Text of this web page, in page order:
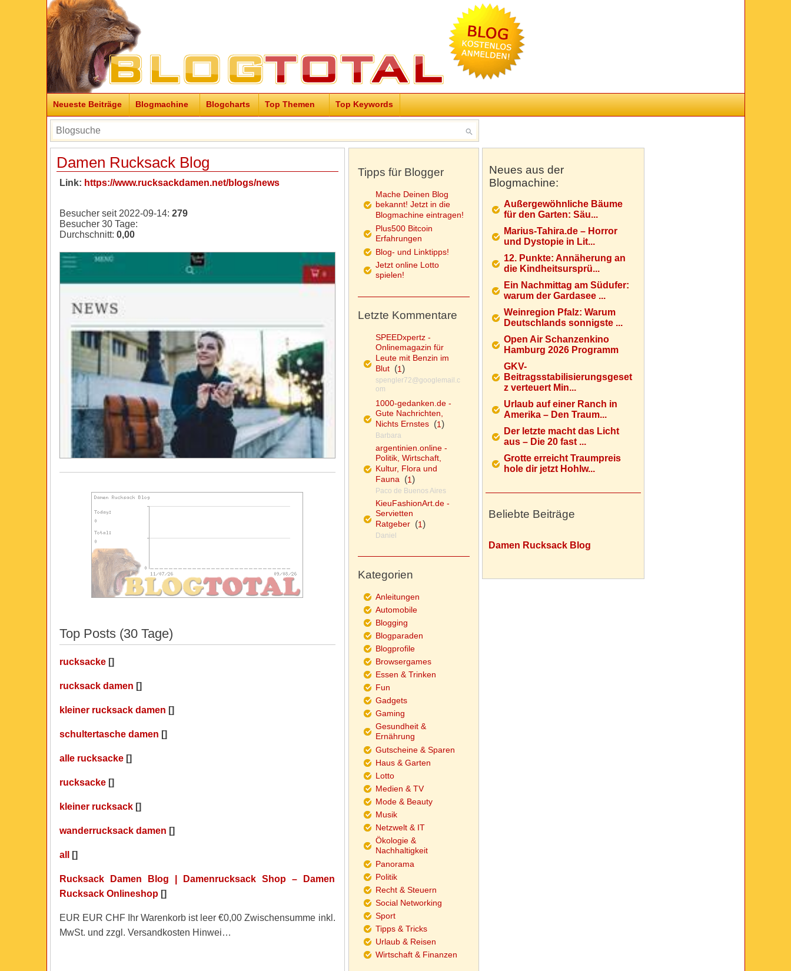
Neueste Beiträge Blogmachine Blogcharts Top Themen Top Keywords
Damen Rucksack Blog
Link: https://www.rucksackdamen.net/blogs/news
Besucher seit 2022-09-14: 279
Besucher 30 Tage:
Durchschnitt: 0,00
Top Posts (30 Tage)
rucksacke[]
rucksack damen []
kleiner rucksack damen []
schultertasche damen []
alle rucksacke[]
rucksacke[]
kleiner rucksack[]
wanderrucksack damen []
all []
Rucksack Damen Blog | Damenrucksack Shop – Damen
Rucksack Onlineshop[]
EUR EUR CHF Ihr Warenkorb ist leer €0,00 Zwischensumme inkl.
MwSt. und zzgl. Versandkosten Hinwei…
Neues aus der
Blogmachine:
Außergewöhnliche Bäume
für den Garten: Säu...
Marius-Tahira.de – Horror
und Dystopie in Lit...
12. Punkte: Annäherung an
die Kindheitsursprü...
Ein Nachmittag am Südufer:
warum der Gardasee ...
Weinregion Pfalz: Warum
Deutschlands sonnigste ...
Open Air Schanzenkino
Hamburg 2026 Programm
GKV-
Beitragsstabilisierungsgeset
z verteuert Min...
Urlaub auf einer Ranch in
Amerika – Den Traum...
Der letzte macht das Licht
aus – Die 20 fast ...
Grotte erreicht Traumpreis
hole dir jetzt Hohlw...
Beliebte Beiträge
Damen Rucksack Blog
Tipps für Blogger
Mache Deinen Blog
bekannt! Jetzt in die
Blogmachine eintragen!
Plus500 Bitcoin
Erfahrungen
Blog- und Linktipps!
Jetzt online Lotto
spielen!
Letzte Kommentare
SPEEDxpertz -
Onlinemagazin für
Leute mit Benzin im
Blut(1)
spengler72@googlemail.c
om
1000-gedanken.de -
Gute Nachrichten,
Nichts Ernstes(1)
Barbara
argentinien.online -
Politik, Wirtschaft,
Kultur, Flora und
Fauna(1)
Paco de Buenos Aires
KieuFashionArt.de -
Servietten
Ratgeber(1)
Daniel
Kategorien
Anleitungen
Automobile
Blogging
Blogparaden
Blogprofile
Browsergames
Essen & Trinken
Fun
Gadgets
Gaming
Gesundheit &
Ernährung
Gutscheine & Sparen
Haus & Garten
Lotto
Medien & TV
Mode & Beauty
Musik
Netzwelt & IT
Ökologie &
Nachhaltigkeit
Panorama
Politik
Recht & Steuern
Social Networking
Sport
Tipps & Tricks
Urlaub & Reisen
Wirtschaft & Finanzen